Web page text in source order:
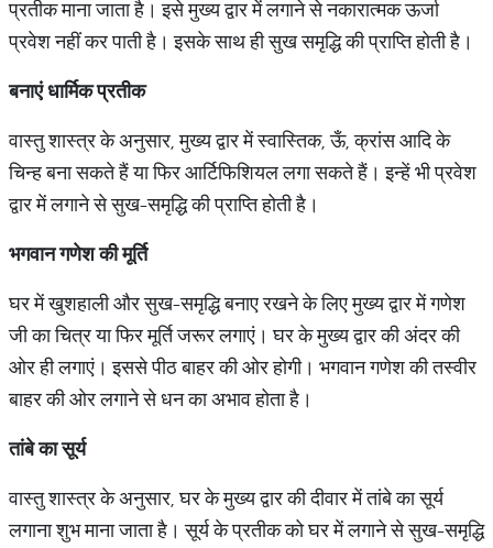
प्रतीक माना जाता है। इसे मुख्य द्वार में लगाने से नकारात्मक ऊर्जा
प्रवेश नहीं कर पाती है। इसके साथ ही सुख समृद्धि की प्राप्ति होती है।
बनाएं धार्मिक प्रतीक
वास्तु शास्त्र के अनुसार, मुख्य द्वार में स्वास्तिक, ऊँ, क्रांस आदि के
चिन्ह बना सकते हैं या फिर आर्टिफिशियल लगा सकते हैं। इन्हें भी प्रवेश
द्वार में लगाने से सुख-समृद्धि की प्राप्ति होती है।
भगवान गणेश की मूर्ति
घर में खुशहाली और सुख-समृद्धि बनाए रखने के लिए मुख्य द्वार में गणेश
जी का चित्र या फिर मूर्ति जरूर लगाएं। घर के मुख्य द्वार की अंदर की
ओर ही लगाएं। इससे पीठ बाहर की ओर होगी। भगवान गणेश की तस्वीर
बाहर की ओर लगाने से धन का अभाव होता है।
तांबे का सूर्य
वास्तु शास्त्र के अनुसार, घर के मुख्य द्वार की दीवार में तांबे का सूर्य
लगाना शुभ माना जाता है। सूर्य के प्रतीक को घर में लगाने से सुख-समृद्धि